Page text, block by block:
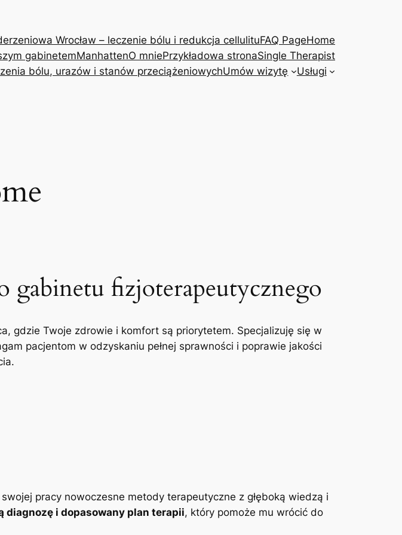
Wrocław – leczenie bólu i redukcja cellulituFAQ PageHome
gabinetemManhattenO mniePrzykładowa stronaSingle Therapist
bólu, urazów i stanów przeciążeniowychUmów wizytę Usługi
gabinetu fizjoterapeutycznego
gdzie Twoje zdrowie i komfort są priorytetem. Specjalizuję się w
pacjentom w odzyskaniu pełnej sprawności i poprawie jakości
pracy nowoczesne metody terapeutyczne z głęboką wiedzą i
diagnozę i dopasowany plan terapii, który pomoże mu wrócić do